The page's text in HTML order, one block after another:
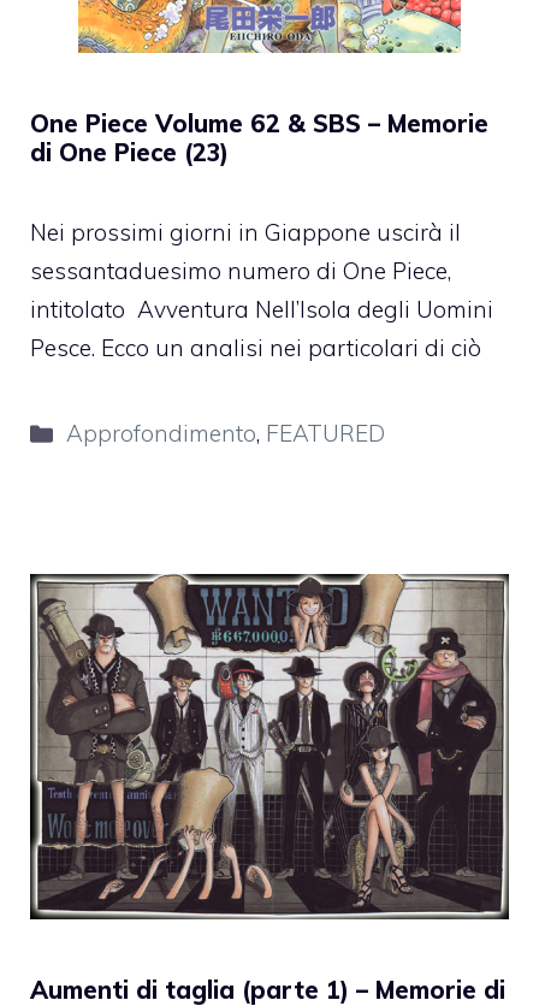
One Piece Volume 62 & SBS – Memorie
di One Piece (23)
Nei prossimi giorni in Giappone uscirà il
sessantaduesimo numero di One Piece,
intitolato Avventura Nell’Isola degli Uomini
Pesce. Ecco un analisi nei particolari di ciò
Categorie
Approfondimento, FEATURED
Aumenti di taglia (parte 1) – Memorie di